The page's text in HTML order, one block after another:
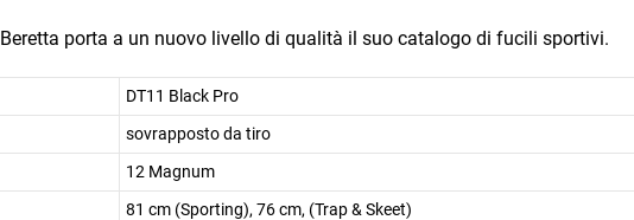
Beretta porta a un nuovo livello di qualità il suo catalogo di fucili sportivi.
DT11 Black Pro
sovrapposto da tiro
12 Magnum
81 cm (Sporting), 76 cm, (Trap & Skeet)